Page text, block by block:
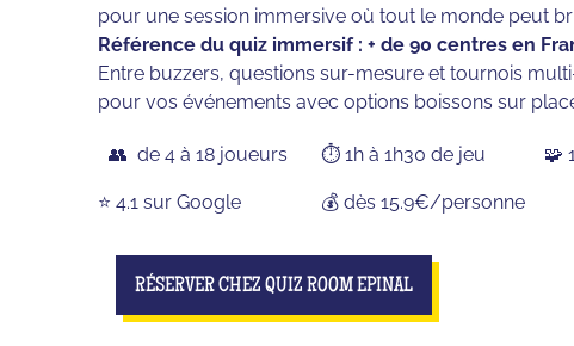
RÉSERVER CHEZ QUIZ ROOM EPINAL
pour une session immersive où tout le monde peut
Référence du quiz immersif : + de 90 centres en
Entre buzzers, questions sur-mesure et tournois
pour vos événements avec options boissons sur
👥 de 4 à 18 joueurs ⏱️ 1h à 1h30 de jeu 🧩
⭐️ 4.1 sur Google 💰 dès 15.9€/personne